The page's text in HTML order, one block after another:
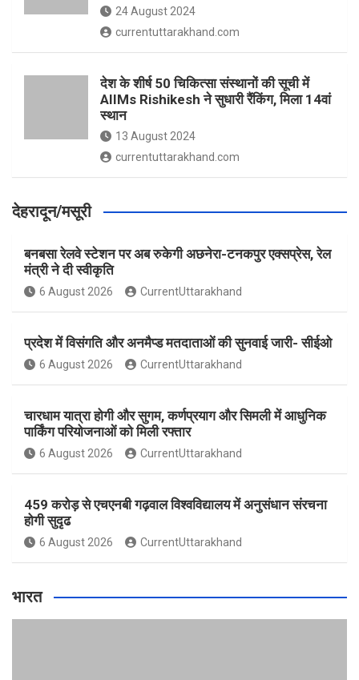
24 August 2024
currentuttarakhand.com
देश के शीर्ष 50 चिकित्सा संस्थानों की सूची में
AIIMs Rishikesh ने सुधारी रैंकिंग, मिला 14वां
स्थान
13 August 2024
currentuttarakhand.com
देहरादून/मसूरी
बनबसा रेलवे स्टेशन पर अब रुकेगी अछनेरा-टनकपुर एक्सप्रेस, रेल
मंत्री ने दी स्वीकृति
6 August 2026 CurrentUttarakhand
प्रदेश में विसंगति और अनमैप्ड मतदाताओं की सुनवाई जारी- सीईओ
6 August 2026 CurrentUttarakhand
चारधाम यात्रा होगी और सुगम, कर्णप्रयाग और सिमली में आधुनिक
पार्किंग परियोजनाओं को मिली रफ्तार
6 August 2026 CurrentUttarakhand
459 करोड़ से एचएनबी गढ़वाल विश्वविद्यालय में अनुसंधान संरचना
होगी सुदृढ
6 August 2026 CurrentUttarakhand
भारत